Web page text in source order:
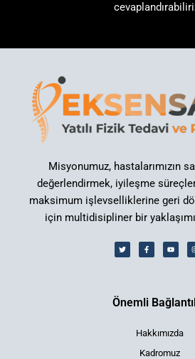
Misyonumuz, hastalarımızın
değerlendirmek, iyileşme
maksimum işlevselliklerine geri
için multidisipliner bir
Önemli
Hakkımızda
Kadromuz